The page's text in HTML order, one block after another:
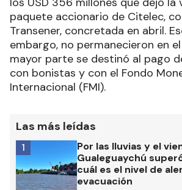
paquete accionario de Citelec,
Transener, concretada en abril.
embargo, no permanecieron en
mayor parte se destinó al pago
con bonistas y con el Fondo
Internacional (FMI).
Las más leídas
Por las lluvias y el
Gualeguaychú
cuál es el nivel de
evacuación
1